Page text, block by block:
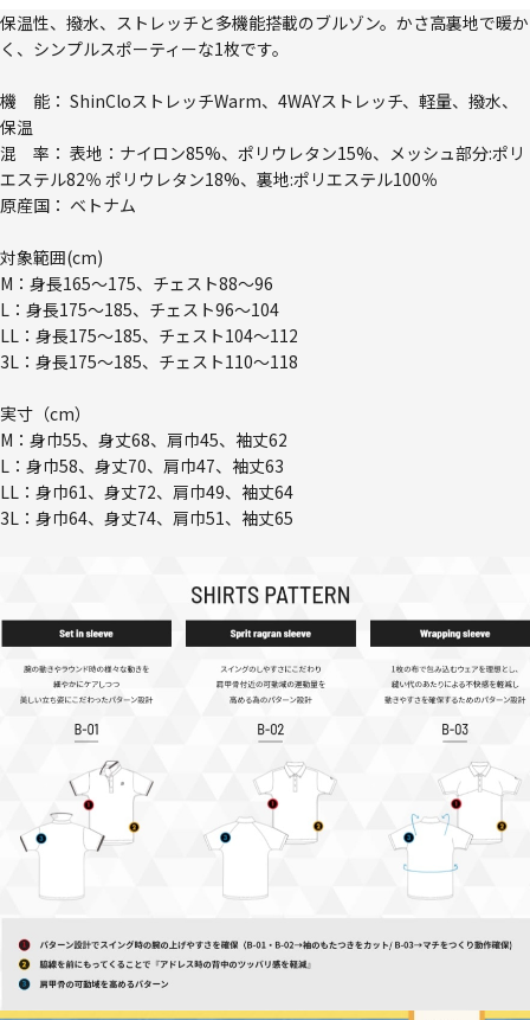
保温性、撥水、ストレッチと多機能搭載のブルゾン。かさ高裏地で暖か
く、シンプルスポーティーな1枚です。
機 能： ShinCloストレッチWarm、4WAYストレッチ、軽量、撥水、
保温
混 率： 表地：ナイロン85%、ポリウレタン15%、メッシュ部分:ポリ
エステル82％ ポリウレタン18%、裏地:ポリエステル100％
原産国： ベトナム
対象範囲(cm)
M：身長165～175、チェスト88～96
L：身長175～185、チェスト96～104
LL：身長175～185、チェスト104～112
3L：身長175～185、チェスト110～118
実寸（cm）
M：身巾55、身丈68、肩巾45、袖丈62
L：身巾58、身丈70、肩巾47、袖丈63
LL：身巾61、身丈72、肩巾49、袖丈64
3L：身巾64、身丈74、肩巾51、袖丈65